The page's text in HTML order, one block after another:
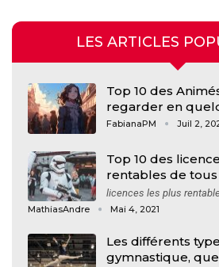
LES ARTICLES
Top 10 des
regarder en
FabianaPM Juil 2,
Top 10 des
rentables de
licences les plus
MathiasAndre Mai 4, 2021
Les différents
gymnastique,